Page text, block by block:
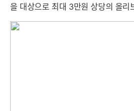
을 대상으로 최대 3만원 상당의 올리